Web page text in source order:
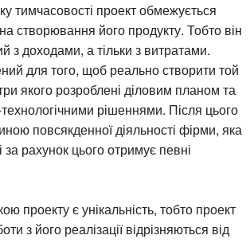
тимчасовості проект обмежується
створювання його продукту. Тобто він
з доходами, а тільки з витратами.
для того, щоб реально створити той
якого розроблені діловим планом та
технологічними рішеннями. Після цього
повсякденної діяльності фірми, яка
за рахунок цього отримує певні
проекту є унікальність, тобто проект
з його реалізації відрізняються від